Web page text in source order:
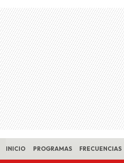
Skip to main content
INICIO PROGRAMAS FRECUENCIAS